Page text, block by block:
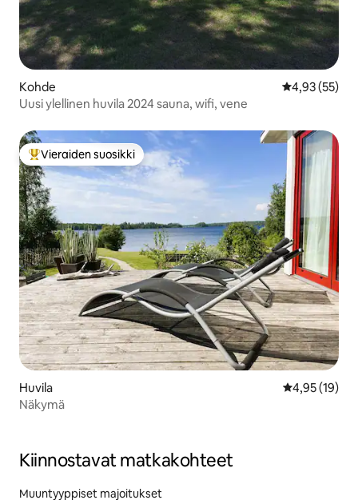
Kohde
4,93 (55)
Uusi ylellinen huvila 2024 sauna, wifi, vene
Vieraiden suosikkien parhaimmistoa
Vieraiden suosikki
Huvila
4,95 (19)
Näkymä
Kiinnostavat matkakohteet
Muuntyyppiset majoitukset